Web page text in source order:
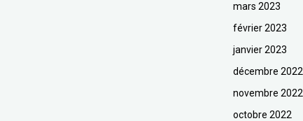
mars 2023
février 2023
janvier 2023
décembre 2022
novembre 2022
octobre 2022